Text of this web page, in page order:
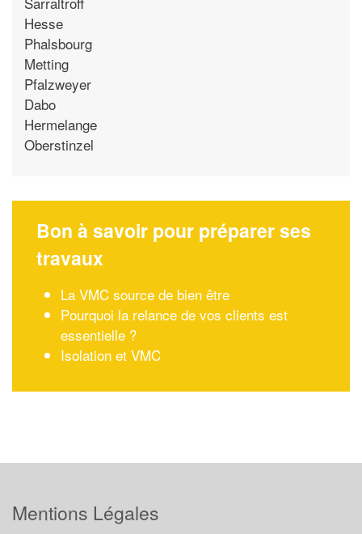
Hesse
Phalsbourg
Metting
Pfalzweyer
Dabo
Hermelange
Oberstinzel
Bon à savoir pour préparer ses
travaux
La VMC source de bien être
Pourquoi la relance de vos clients est
essentielle ?
Isolation et VMC
Mentions Légales